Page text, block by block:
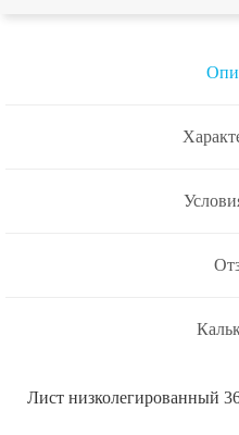
Лист низколегированный